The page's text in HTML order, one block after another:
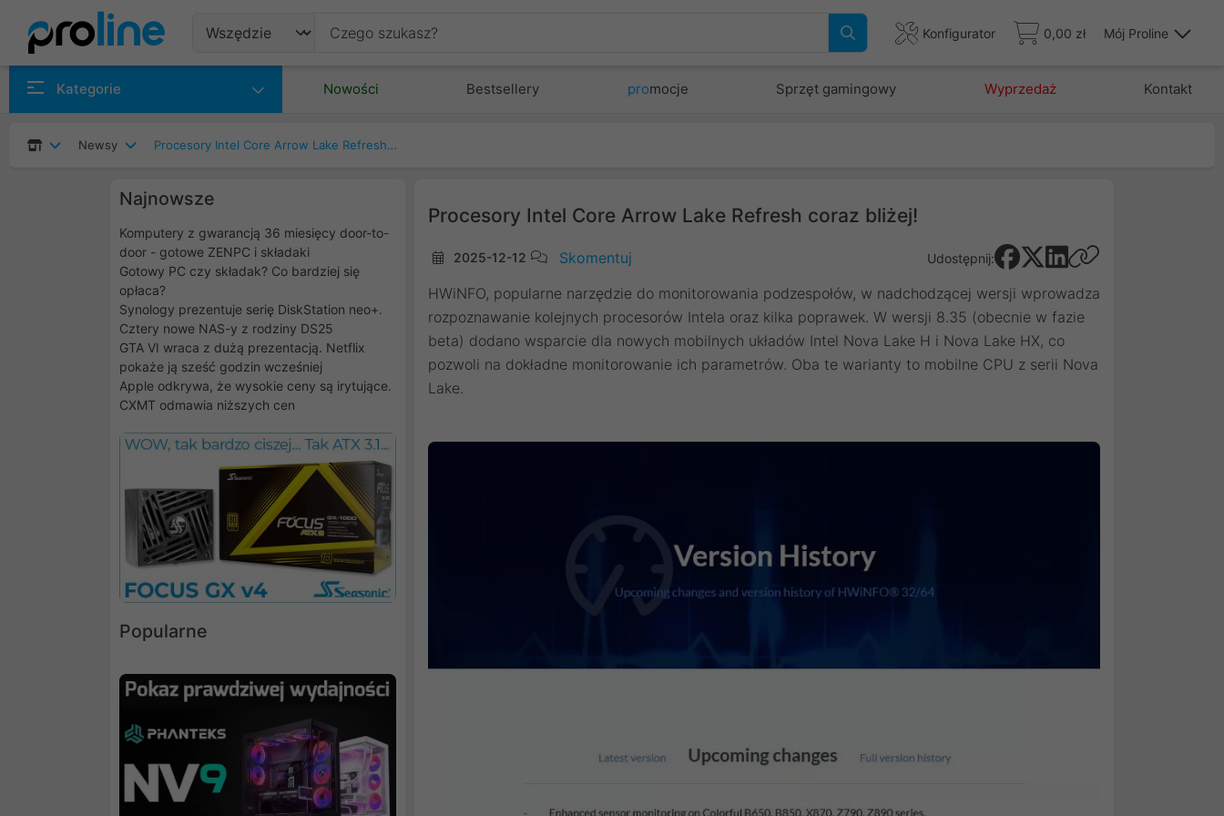
Konfigurator 0,00 zł Mój Proline
Kategorie Nowości Bestsellery promocje Sprzęt gamingowy Wyprzedaż Kontakt
Newsy Procesory Intel Core Arrow Lake Refresh coraz bliżej!
Najnowsze
Komputery z gwarancją 36 miesięcy door-to-
door - gotowe ZENPC i składaki
Gotowy PC czy składak? Co bardziej się
opłaca?
Synology prezentuje serię DiskStation neo+.
Cztery nowe NAS-y z rodziny DS25
GTA VI wraca z dużą prezentacją. Netflix
pokaże ją sześć godzin wcześniej
Apple odkrywa, że wysokie ceny są irytujące.
CXMT odmawia niższych cen
Popularne
Procesory Intel Core Arrow Lake Refresh coraz bliżej!
2025-12-12 Skomentuj Udostępnij:
HWiNFO, popularne narzędzie do monitorowania podzespołów, w nadchodzącej wersji wprowadza
rozpoznawanie kolejnych procesorów Intela oraz kilka poprawek. W wersji 8.35 (obecnie w fazie
beta) dodano wsparcie dla nowych mobilnych układów Intel Nova Lake H i Nova Lake HX, co
pozwoli na dokładne monitorowanie ich parametrów. Oba te warianty to mobilne CPU z serii Nova
Lake.